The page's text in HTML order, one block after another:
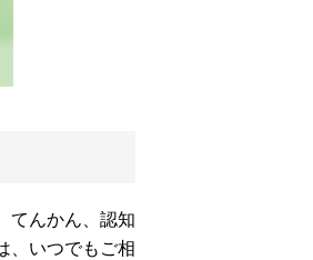
てんかん、認知
、いつでもご相